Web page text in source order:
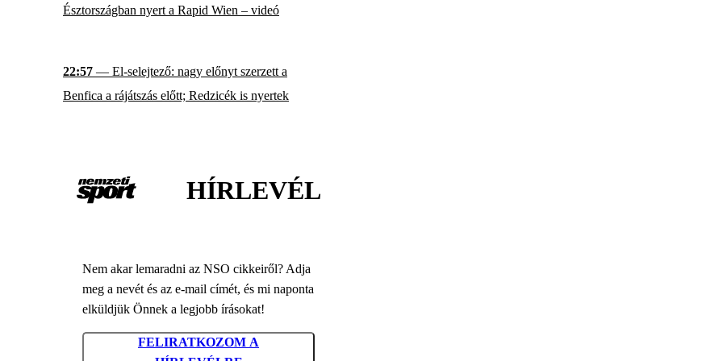
Észtországban nyert a Rapid Wien – videó
22:57 — El-selejtező: nagy előnyt szerzett a
Benfica a rájátszás előtt; Redzicék is nyertek
HÍRLEVÉL
Nem akar lemaradni az NSO cikkeiről? Adja
meg a nevét és az e-mail címét, és mi naponta
elküldjük Önnek a legjobb írásokat!
FELIRATKOZOM A